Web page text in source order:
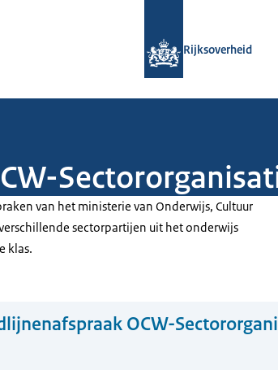
Rijksoverheid
van het ministerie van Onderwijs, Cultuur
sectorpartijen uit het onderwijs
klas.
OCW-